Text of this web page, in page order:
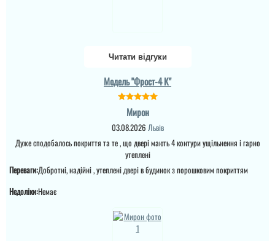
подивитись хто може
виконати таке якісне
характеристик дверей.
як зовні, так і в серед...
Читати відгуки
Модель "Фрост-4 К"
Мирон
03.08.2026 Львів
Дуже сподобалось покриття та те , що двері мають 4 контури ущільнення і гарно
утеплені
Переваги:Добротні, надійні , утеплені двері в будинок з порошковим покриттям
Недоліки:Немає